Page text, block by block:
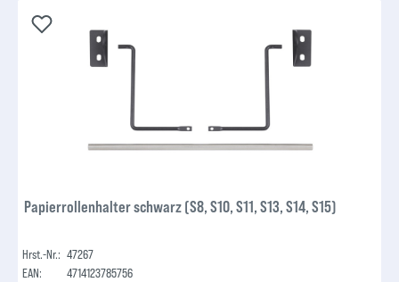
Papierrollenhalter schwarz (S8, S10, S11, S13, S14, S15)
Hrst.-Nr.: 47267
EAN:
4714123785756